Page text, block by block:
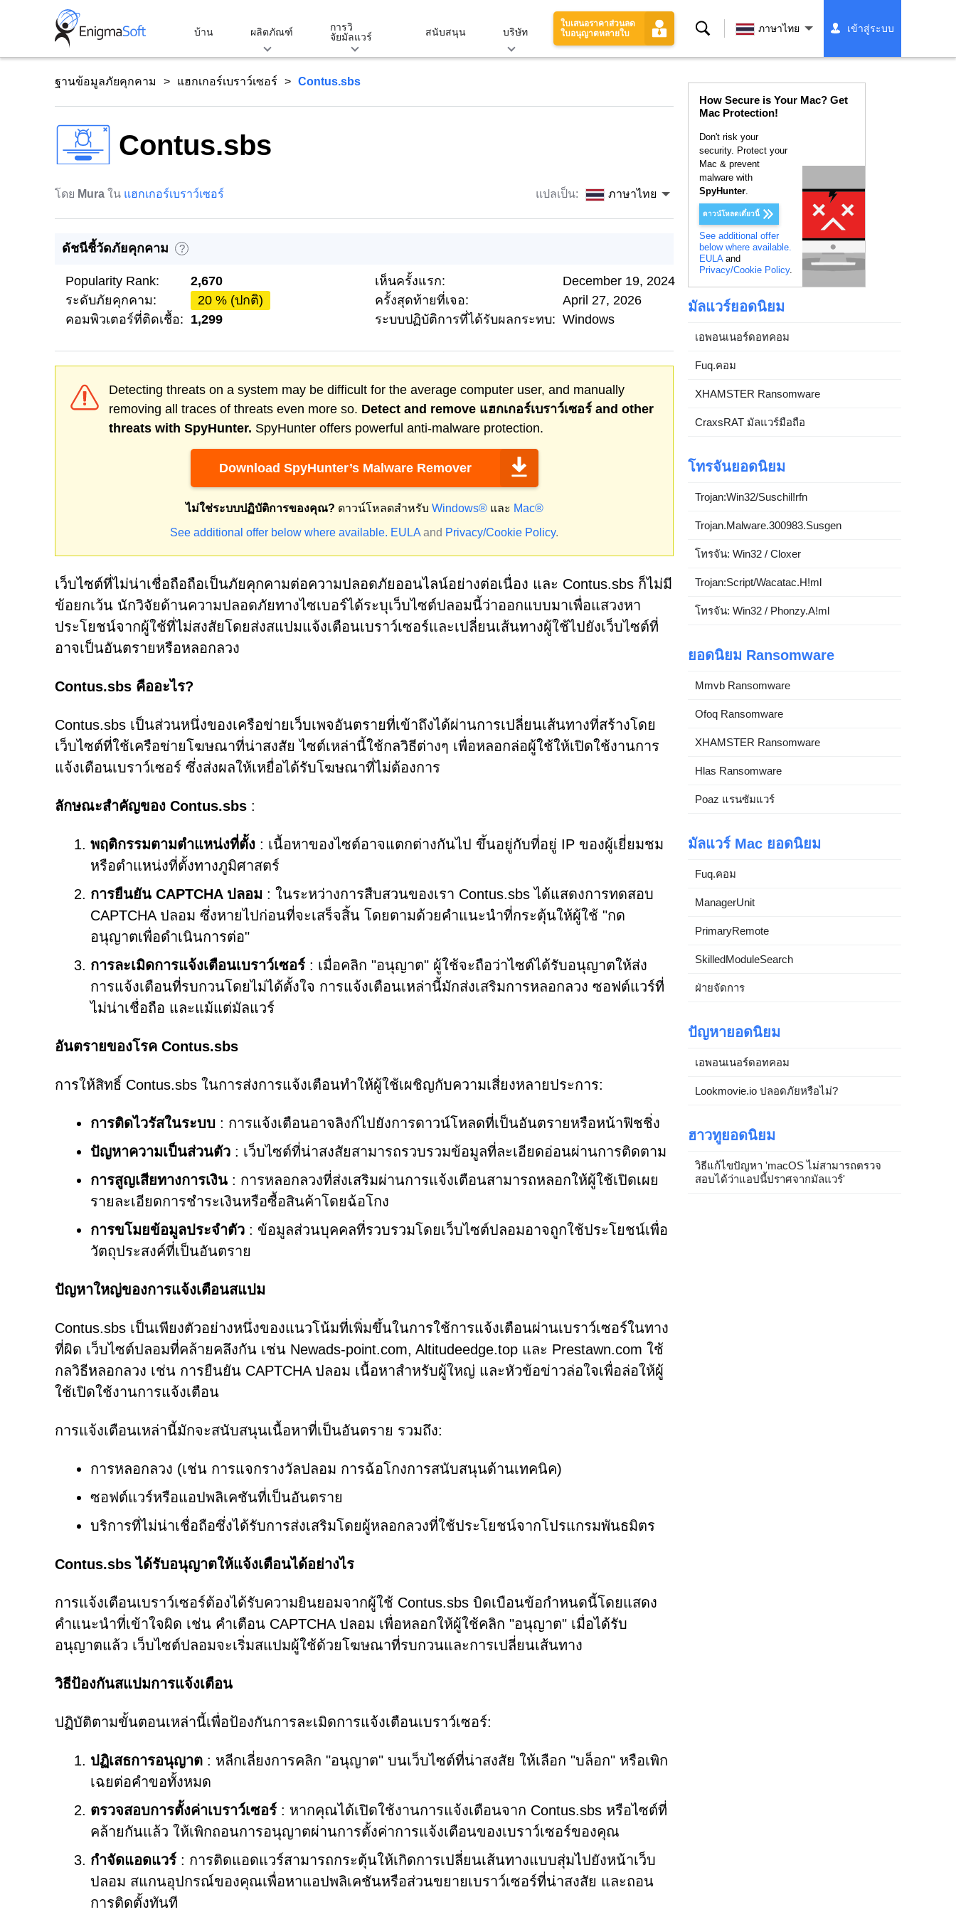
บ้าน ผลิตภัณฑ์
การวิ
จัยมัลแวร์
สนับสนุน บริษัท
ใบเสนอราคาส่วนลด
ใบอนุญาตหลายใบ
ค้นหา ภาษาไทย เข้าสู่ระบบ
ฐานข้อมูลภัยคุกคาม แฮกเกอร์เบราว์เซอร์ Contus.sbs
Contus.sbs
โดย Mura ใน แฮกเกอร์เบราว์เซอร์ แปลเป็น: ภาษาไทย
ดัชนีชี้วัดภัยคุกคาม ?
Popularity Rank:
2,670
ระดับภัยคุกคาม:
20 % (ปกติ)
คอมพิวเตอร์ที่ติดเชื้อ: 1,299
เห็นครั้งแรก:
December 19, 2024
ครั้งสุดท้ายที่เจอ:
April 27, 2026
ระบบปฏิบัติการที่ได้รับผลกระทบ: Windows
Detecting threats on a system may be difficult for the average computer user, and manually
removing all traces of threats even more so. Detect and remove แฮกเกอร์เบราว์เซอร์ and other
threats with SpyHunter. SpyHunter offers powerful anti-malware protection.
Download SpyHunter’s Malware Remover
ไม่ใช่ระบบปฏิบัติการของคุณ? ดาวน์โหลดสำหรับ Windows®และ Mac®
See additional offer below where available. EULA and Privacy/Cookie Policy.
เว็บไซต์ที่ไม่น่าเชื่อถือถือเป็นภัยคุกคามต่อความปลอดภัยออนไลน์อย่างต่อเนื่อง และ Contus.sbs ก็ไม่มี
ข้อยกเว้น นักวิจัยด้านความปลอดภัยทางไซเบอร์ได้ระบุเว็บไซต์ปลอมนี้ว่าออกแบบมาเพื่อแสวงหา
ประโยชน์จากผู้ใช้ที่ไม่สงสัยโดยส่งสแปมแจ้งเตือนเบราว์เซอร์และเปลี่ยนเส้นทางผู้ใช้ไปยังเว็บไซต์ที่
อาจเป็นอันตรายหรือหลอกลวง
Contus.sbs คืออะไร?
Contus.sbs เป็นส่วนหนึ่งของเครือข่ายเว็บเพจอันตรายที่เข้าถึงได้ผ่านการเปลี่ยนเส้นทางที่สร้างโดย
เว็บไซต์ที่ใช้เครือข่ายโฆษณาที่น่าสงสัย ไซต์เหล่านี้ใช้กลวิธีต่างๆ เพื่อหลอกล่อผู้ใช้ให้เปิดใช้งานการ
แจ้งเตือนเบราว์เซอร์ ซึ่งส่งผลให้เหยื่อได้รับโฆษณาที่ไม่ต้องการ
ลักษณะสำคัญของ Contus.sbs :
พฤติกรรมตามตำแหน่งที่ตั้ง : เนื้อหาของไซต์อาจแตกต่างกันไป ขึ้นอยู่กับที่อยู่ IP ของผู้เยี่ยมชม
หรือตำแหน่งที่ตั้งทางภูมิศาสตร์
การยืนยัน CAPTCHA ปลอม : ในระหว่างการสืบสวนของเรา Contus.sbs ได้แสดงการทดสอบ
CAPTCHA ปลอม ซึ่งหายไปก่อนที่จะเสร็จสิ้น โดยตามด้วยคำแนะนำที่กระตุ้นให้ผู้ใช้ "กด
อนุญาตเพื่อดำเนินการต่อ"
การละเมิดการแจ้งเตือนเบราว์เซอร์ : เมื่อคลิก "อนุญาต" ผู้ใช้จะถือว่าไซต์ได้รับอนุญาตให้ส่ง
การแจ้งเตือนที่รบกวนโดยไม่ได้ตั้งใจ การแจ้งเตือนเหล่านี้มักส่งเสริมการหลอกลวง ซอฟต์แวร์ที่
ไม่น่าเชื่อถือ และแม้แต่มัลแวร์
อันตรายของโรค Contus.sbs
การให้สิทธิ์ Contus.sbs ในการส่งการแจ้งเตือนทำให้ผู้ใช้เผชิญกับความเสี่ยงหลายประการ:
การติดไวรัสในระบบ : การแจ้งเตือนอาจลิงก์ไปยังการดาวน์โหลดที่เป็นอันตรายหรือหน้าฟิชชิ่ง
ปัญหาความเป็นส่วนตัว : เว็บไซต์ที่น่าสงสัยสามารถรวบรวมข้อมูลที่ละเอียดอ่อนผ่านการติดตาม
การสูญเสียทางการเงิน : การหลอกลวงที่ส่งเสริมผ่านการแจ้งเตือนสามารถหลอกให้ผู้ใช้เปิดเผย
รายละเอียดการชำระเงินหรือซื้อสินค้าโดยฉ้อโกง
การขโมยข้อมูลประจำตัว : ข้อมูลส่วนบุคคลที่รวบรวมโดยเว็บไซต์ปลอมอาจถูกใช้ประโยชน์เพื่อ
วัตถุประสงค์ที่เป็นอันตราย
ปัญหาใหญ่ของการแจ้งเตือนสแปม
Contus.sbs เป็นเพียงตัวอย่างหนึ่งของแนวโน้มที่เพิ่มขึ้นในการใช้การแจ้งเตือนผ่านเบราว์เซอร์ในทาง
ที่ผิด เว็บไซต์ปลอมที่คล้ายคลึงกัน เช่น Newads-point.com, Altitudeedge.top และ Prestawn.com ใช้
กลวิธีหลอกลวง เช่น การยืนยัน CAPTCHA ปลอม เนื้อหาสำหรับผู้ใหญ่ และหัวข้อข่าวล่อใจเพื่อล่อให้ผู้
ใช้เปิดใช้งานการแจ้งเตือน
การแจ้งเตือนเหล่านี้มักจะสนับสนุนเนื้อหาที่เป็นอันตราย รวมถึง:
การหลอกลวง (เช่น การแจกรางวัลปลอม การฉ้อโกงการสนับสนุนด้านเทคนิค)
ซอฟต์แวร์หรือแอปพลิเคชันที่เป็นอันตราย
บริการที่ไม่น่าเชื่อถือซึ่งได้รับการส่งเสริมโดยผู้หลอกลวงที่ใช้ประโยชน์จากโปรแกรมพันธมิตร
Contus.sbs ได้รับอนุญาตให้แจ้งเตือนได้อย่างไร
การแจ้งเตือนเบราว์เซอร์ต้องได้รับความยินยอมจากผู้ใช้ Contus.sbs บิดเบือนข้อกำหนดนี้โดยแสดง
คำแนะนำที่เข้าใจผิด เช่น คำเตือน CAPTCHA ปลอม เพื่อหลอกให้ผู้ใช้คลิก "อนุญาต" เมื่อได้รับ
อนุญาตแล้ว เว็บไซต์ปลอมจะเริ่มสแปมผู้ใช้ด้วยโฆษณาที่รบกวนและการเปลี่ยนเส้นทาง
วิธีป้องกันสแปมการแจ้งเตือน
ปฏิบัติตามขั้นตอนเหล่านี้เพื่อป้องกันการละเมิดการแจ้งเตือนเบราว์เซอร์:
ปฏิเสธการอนุญาต : หลีกเลี่ยงการคลิก "อนุญาต" บนเว็บไซต์ที่น่าสงสัย ให้เลือก "บล็อก" หรือเพิก
เฉยต่อคำขอทั้งหมด
ตรวจสอบการตั้งค่าเบราว์เซอร์ : หากคุณได้เปิดใช้งานการแจ้งเตือนจาก Contus.sbs หรือไซต์ที่
คล้ายกันแล้ว ให้เพิกถอนการอนุญาตผ่านการตั้งค่าการแจ้งเตือนของเบราว์เซอร์ของคุณ
กำจัดแอดแวร์ : การติดแอดแวร์สามารถกระตุ้นให้เกิดการเปลี่ยนเส้นทางแบบสุ่มไปยังหน้าเว็บ
ปลอม สแกนอุปกรณ์ของคุณเพื่อหาแอปพลิเคชันหรือส่วนขยายเบราว์เซอร์ที่น่าสงสัย และถอน
การติดตั้งทันที
How Secure is Your Mac? Get
Mac Protection!
Don't risk your
security. Protect your
Mac & prevent
malware with
SpyHunter.
ดาวน์โหลดเดี๋ยวนี้
See additional offer
below where available.
EULAand
Privacy/Cookie Policy.
มัลแวร์ยอดนิยม
เอพอนเนอร์ดอทคอม
Fuq.คอม
XHAMSTER Ransomware
CraxsRAT มัลแวร์มือถือ
โทรจันยอดนิยม
Trojan:Win32/Suschil!rfn
Trojan.Malware.300983.Susgen
โทรจัน: Win32 / Cloxer
Trojan:Script/Wacatac.H!ml
โทรจัน: Win32 / Phonzy.A!ml
ยอดนิยม Ransomware
Mmvb Ransomware
Ofoq Ransomware
XHAMSTER Ransomware
Hlas Ransomware
Poaz แรนซัมแวร์
มัลแวร์ Mac ยอดนิยม
Fuq.คอม
ManagerUnit
PrimaryRemote
SkilledModuleSearch
ฝ่ายจัดการ
ปัญหายอดนิยม
เอพอนเนอร์ดอทคอม
Lookmovie.io ปลอดภัยหรือไม่?
ฮาวทูยอดนิยม
วิธีแก้ไขปัญหา 'macOS ไม่สามารถตรวจ
สอบได้ว่าแอปนี้ปราศจากมัลแวร์'